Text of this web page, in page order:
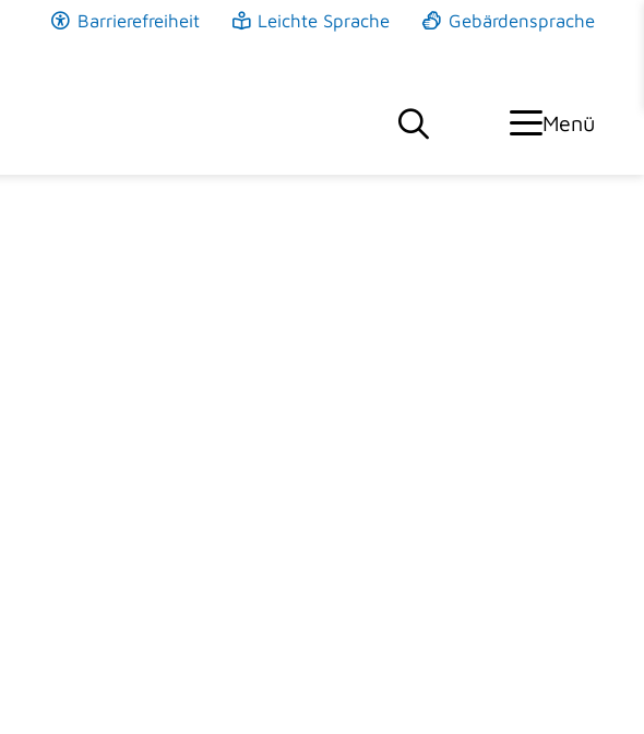
Barrierefreiheit Leichte Sprache Gebärdensprache
Menü